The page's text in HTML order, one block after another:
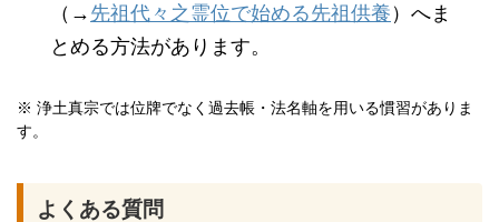
（→ 先祖代々之霊位で始める先祖供養 ）へま
とめる方法があります。
※ 浄土真宗では位牌でなく過去帳・法名軸を用いる慣習がありま
す。
よくある質問